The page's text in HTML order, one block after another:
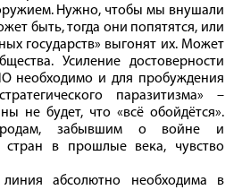
Нужно, чтобы мы внушали
быть, тогда они попятятся, или
государств» выгонят их. Может
Усиление достоверности
необходимо и для пробуждения
паразитизма» –
не будет, что «всё обойдётся».
забывшим о войне и
стран в прошлые века, чувство
абсолютно необходима в